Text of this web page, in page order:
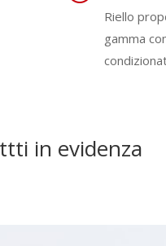
Riello
gamma
in evidenza